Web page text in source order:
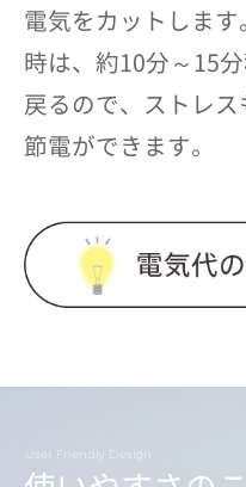
電気をカットしま
時は、約10分～15
戻るので、ストレ
節電ができます。